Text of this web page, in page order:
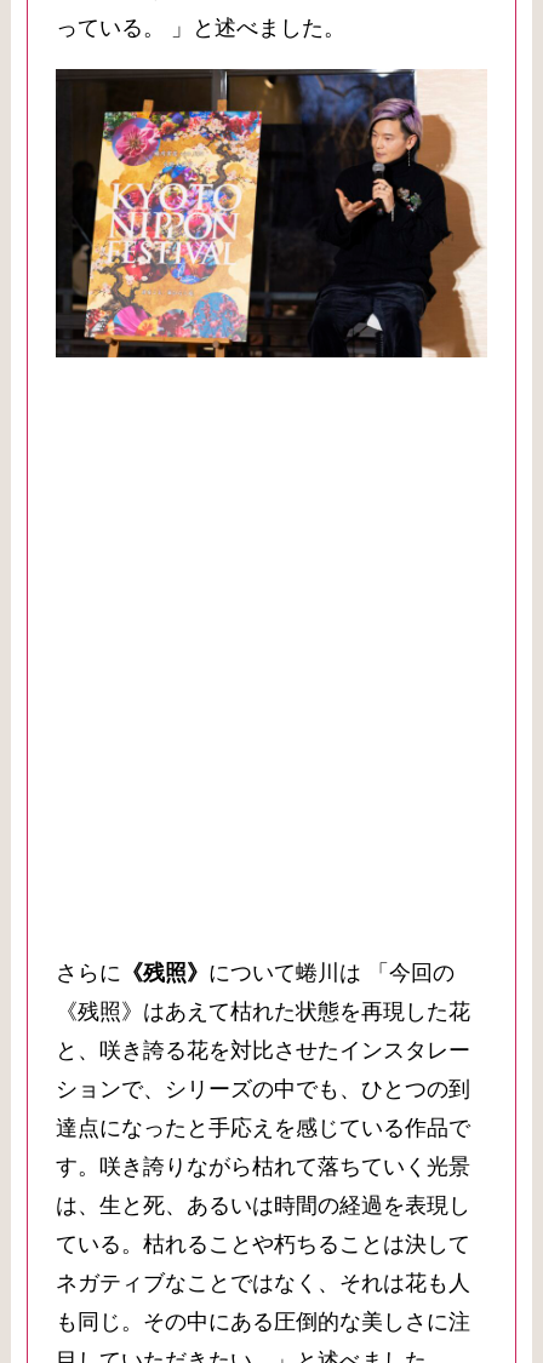
っている。 」と述べました。
さらに 《残照》 について蜷川は 「今回の
《残照》はあえて枯れた状態を再現した花
と、咲き誇る花を対比させたインスタレー
ションで、シリーズの中でも、ひとつの到
達点になったと手応えを感じている作品で
す。咲き誇りながら枯れて落ちていく光景
は、生と死、あるいは時間の経過を表現し
ている。枯れることや朽ちることは決して
ネガティブなことではなく、それは花も人
も同じ。その中にある圧倒的な美しさに注